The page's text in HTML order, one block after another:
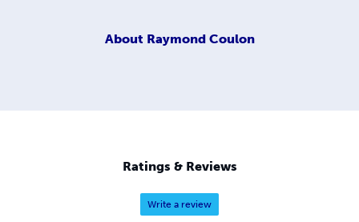
About Raymond Coulon
Ratings & Reviews
Write a review